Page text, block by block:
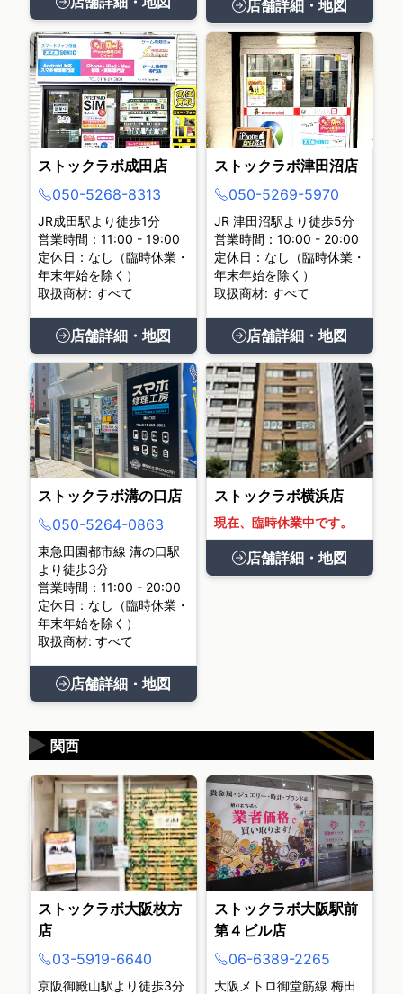
店舗詳細・地図
ストックラボ成田店
050-5268-8313
JR成田駅より徒歩1分
営業時間：11:00 - 19:00
定休日：なし（臨時休業・
年末年始を除く）
取扱商材: すべて
店舗詳細・地図
ストックラボ津田沼店
050-5269-5970
JR 津田沼駅より徒歩5分
営業時間：10:00 - 20:00
定休日：なし（臨時休業・
年末年始を除く）
取扱商材: すべて
店舗詳細・地図
ストックラボ溝の口店
050-5264-0863
東急田園都市線 溝の口駅
より徒歩3分
営業時間：11:00 - 20:00
定休日：なし（臨時休業・
年末年始を除く）
取扱商材: すべて
店舗詳細・地図
ストックラボ横浜店
現在、臨時休業中です。
店舗詳細・地図
関西
▶
ストックラボ大阪枚方
店
03-5919-6640
京阪御殿山駅より徒歩3分
ストックラボ大阪駅前
第４ビル店
06-6389-2265
大阪メトロ御堂筋線 梅田